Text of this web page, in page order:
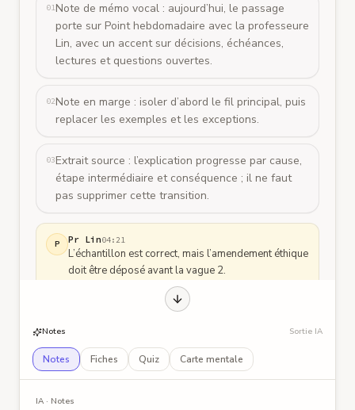
01Note de mémo vocal : aujourd’hui, le passage
porte sur Point hebdomadaire avec la professeure
Lin, avec un accent sur décisions, échéances,
lectures et questions ouvertes.
02Note en marge : isoler d’abord le fil principal, puis
replacer les exemples et les exceptions.
03Extrait source : l’explication progresse par cause,
étape intermédiaire et conséquence ; il ne faut
pas supprimer cette transition.
P Pr Lin04:21
L’échantillon est correct, mais l’amendement éthique
doit être déposé avant la vague 2.
D’accord, je le dépose cette semaine.
P
rencontre ; c’est plus proche de votre construit.
Pr Lin33:02
Notes Sortie IA
Notes Fiches Quiz Carte mentale
IA · Notes